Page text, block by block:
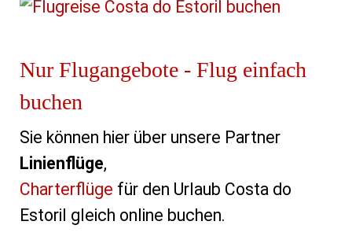
Nur Flugangebote - Flug einfach
buchen
Sie können hier über unsere Partner
Linienflüge,
Charterflüge für den Urlaub Costa do
Estoril gleich online buchen.